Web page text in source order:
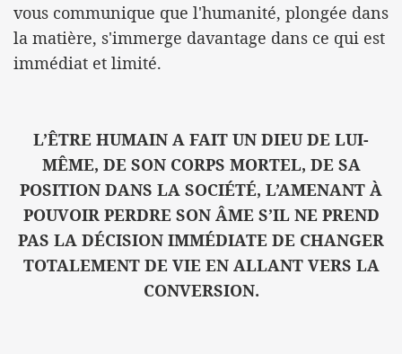
vous communique que l'humanité, plongée dans
la matière, s'immerge davantage dans ce qui est
immédiat et limité.
L’ÊTRE HUMAIN A FAIT UN DIEU DE LUI-
MÊME, DE SON CORPS MORTEL, DE SA
POSITION DANS LA SOCIÉTÉ, L’AMENANT À
POUVOIR PERDRE SON ÂME S’IL NE PREND
PAS LA DÉCISION IMMÉDIATE DE CHANGER
TOTALEMENT DE VIE EN ALLANT VERS LA
CONVERSION.